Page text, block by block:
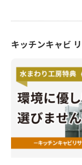
キッチンキャビ